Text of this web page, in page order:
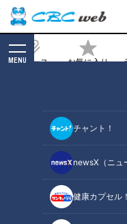
ニュース お気に入り
MENU
チャント！
newsX（ニュ
健康カプセル
説 #13
2023/07/18 14:46